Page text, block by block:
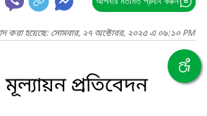
করা হয়েছে: সোমবার, ২৭ অক্টোবর, ২০২৫ এ ০৯:১০ PM
প্রতিবেদন